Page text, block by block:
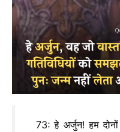
73: हे अर्जुन! हम